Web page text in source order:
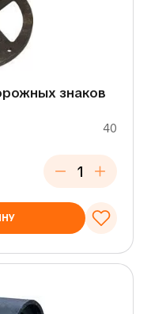
знаков
40